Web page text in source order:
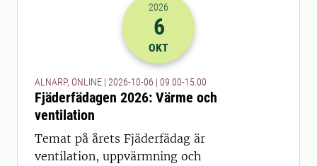
2026-06-10 07:00
2026
6
OKT
ALNARP, ONLINE | 2026-10-06 | 09.00-15.00
Fjäderfädagen 2026: Värme och
ventilation
Temat på årets Fjäderfädag är
ventilation, uppvärmning och